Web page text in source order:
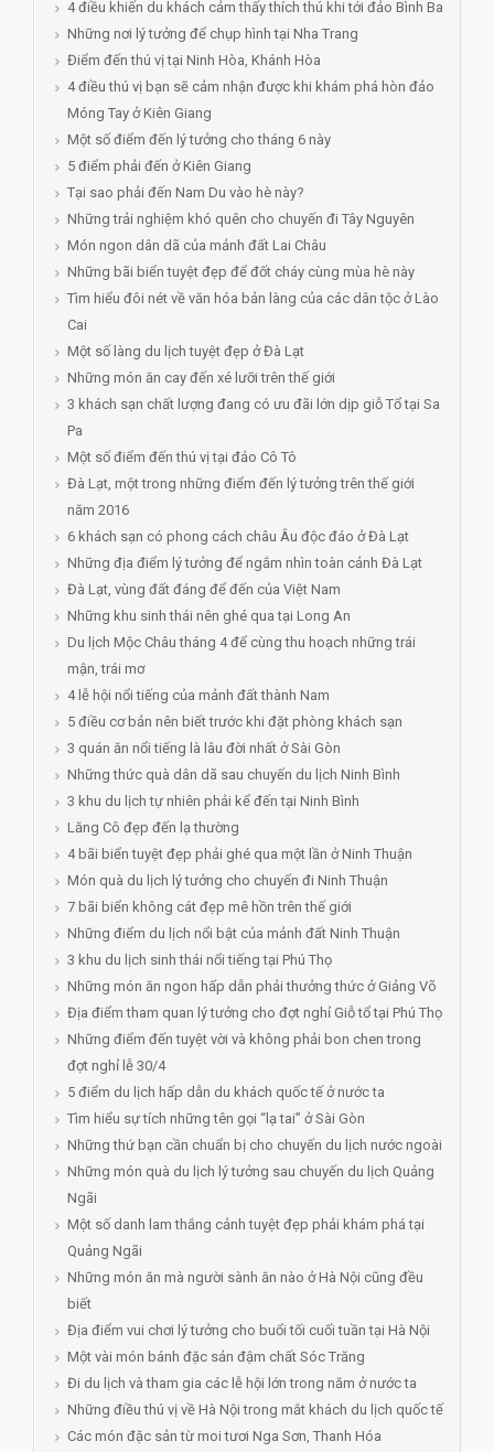
4 điều khiến du khách cảm thấy thích thú khi tới đảo Bình Ba
Những nơi lý tưởng để chụp hình tại Nha Trang
Điểm đến thú vị tại Ninh Hòa, Khánh Hòa
4 điều thú vị bạn sẽ cảm nhận được khi khám phá hòn đảo
Móng Tay ở Kiên Giang
Một số điểm đến lý tưởng cho tháng 6 này
5 điểm phải đến ở Kiên Giang
Tại sao phải đến Nam Du vào hè này?
Những trải nghiệm khó quên cho chuyến đi Tây Nguyên
Món ngon dân dã của mảnh đất Lai Châu
Những bãi biển tuyệt đẹp để đốt cháy cùng mùa hè này
Tìm hiểu đôi nét về văn hóa bản làng của các dân tộc ở Lào
Cai
Một số làng du lịch tuyệt đẹp ở Đà Lạt
Những món ăn cay đến xé lưỡi trên thế giới
3 khách sạn chất lượng đang có ưu đãi lớn dịp giỗ Tổ tại Sa
Pa
Một số điểm đến thú vị tại đảo Cô Tô
Đà Lạt, một trong những điểm đến lý tưởng trên thế giới
năm 2016
6 khách sạn có phong cách châu Âu độc đáo ở Đà Lạt
Những địa điểm lý tưởng để ngắm nhìn toàn cảnh Đà Lạt
Đà Lạt, vùng đất đáng để đến của Việt Nam
Những khu sinh thái nên ghé qua tại Long An
Du lịch Mộc Châu tháng 4 để cùng thu hoạch những trái
mận, trái mơ
4 lễ hội nổi tiếng của mảnh đất thành Nam
5 điều cơ bản nên biết trước khi đặt phòng khách sạn
3 quán ăn nổi tiếng là lâu đời nhất ở Sài Gòn
Những thức quà dân dã sau chuyến du lịch Ninh Bình
3 khu du lịch tự nhiên phải kể đến tại Ninh Bình
Lăng Cô đẹp đến lạ thường
4 bãi biển tuyệt đẹp phải ghé qua một lần ở Ninh Thuận
Món quà du lịch lý tưởng cho chuyến đi Ninh Thuận
7 bãi biển không cát đẹp mê hồn trên thế giới
Những điểm du lịch nổi bật của mảnh đất Ninh Thuận
3 khu du lịch sinh thái nổi tiếng tại Phú Thọ
Những món ăn ngon hấp dẫn phải thưởng thức ở Giảng Võ
Địa điểm tham quan lý tưởng cho đợt nghỉ Giỗ tổ tại Phú Thọ
Những điểm đến tuyệt vời và không phải bon chen trong
đợt nghỉ lễ 30/4
5 điểm du lịch hấp dẫn du khách quốc tế ở nước ta
Tìm hiểu sự tích những tên gọi “lạ tai” ở Sài Gòn
Những thứ bạn cần chuẩn bị cho chuyến du lịch nước ngoài
Những món quà du lịch lý tưởng sau chuyến du lịch Quảng
Ngãi
Một số danh lam thắng cảnh tuyệt đẹp phải khám phá tại
Quảng Ngãi
Những món ăn mà người sành ăn nào ở Hà Nội cũng đều
biết
Địa điểm vui chơi lý tưởng cho buổi tối cuối tuần tại Hà Nội
Một vài món bánh đặc sản đậm chất Sóc Trăng
Đi du lịch và tham gia các lễ hội lớn trong năm ở nước ta
Những điều thú vị về Hà Nội trong mắt khách du lịch quốc tế
Các món đặc sản từ moi tươi Nga Sơn, Thanh Hóa